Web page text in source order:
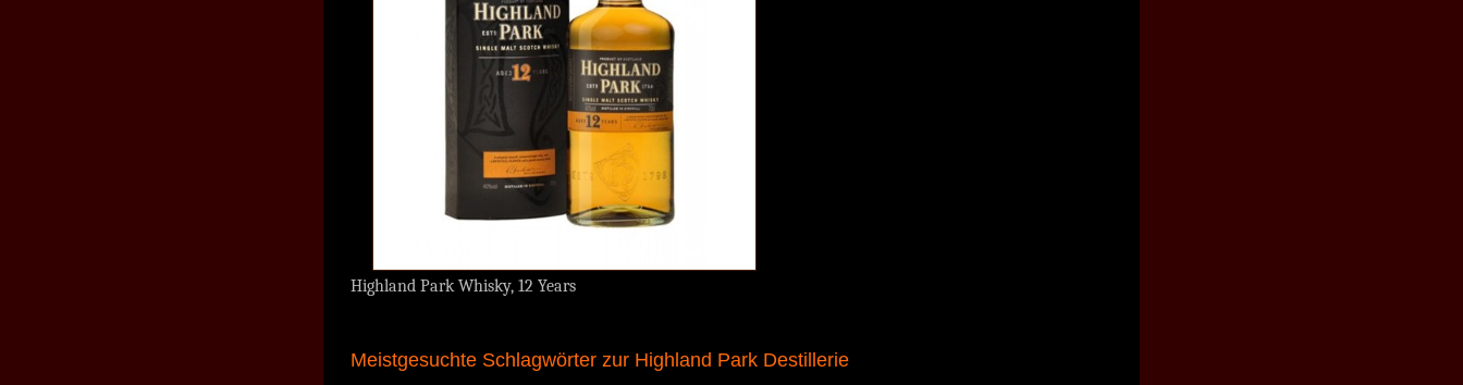
Highland Park Whisky, 12 Years
Meistgesuchte Schlagwörter zur Highland Park Destillerie